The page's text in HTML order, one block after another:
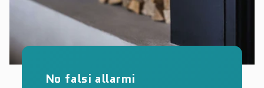
No falsi allarmi